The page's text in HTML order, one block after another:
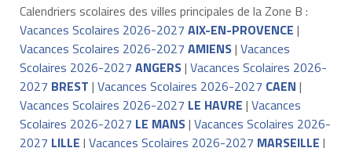
Calendriers scolaires des villes principales de la Zone B :
Vacances Scolaires 2026-2027 AIX-EN-PROVENCE |
Vacances Scolaires 2026-2027 AMIENS| Vacances
Scolaires 2026-2027 ANGERS| Vacances Scolaires 2026-
2027 BREST | Vacances Scolaires 2026-2027 CAEN |
Vacances Scolaires 2026-2027 LE HAVRE | Vacances
Scolaires 2026-2027 LE MANS| Vacances Scolaires 2026-
2027 LILLE | Vacances Scolaires 2026-2027 MARSEILLE |